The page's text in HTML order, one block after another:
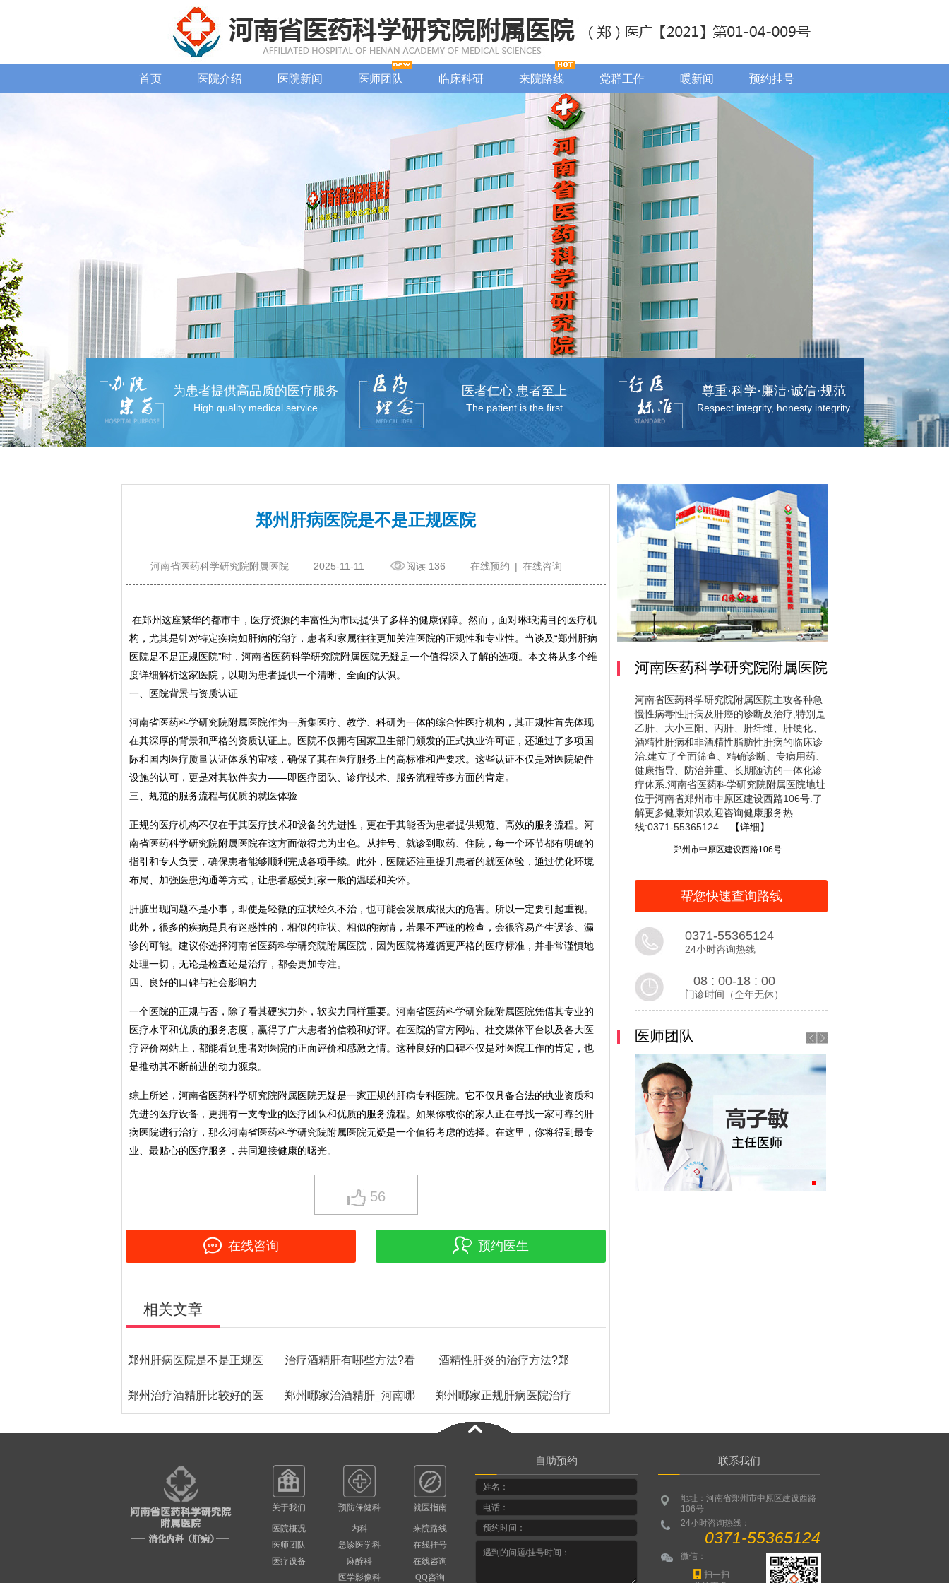
首页 医院介绍 医院新闻 医师团队 临床科研 来院路线 党群工作 暖新闻 预约挂号
为患者提供高品质的医疗服务
High quality medical service
医者仁心 患者至上
The patient is the first
尊重·科学·廉洁·诚信·规范
Respect integrity, honesty integrity
郑州肝病医院是不是正规医院
河南省医药科学研究院附属医院 2025-11-11 阅读 136 在线预约 | 在线咨询
在郑州这座繁华的都市中，医疗资源的丰富性为市民提供了多样的健康保障。然而，面对琳琅满目的医疗机
构，尤其是针对特定疾病如肝病的治疗，患者和家属往往更加关注医院的正规性和专业性。当谈及“郑州肝病
医院是不是正规医院”时，河南省医药科学研究院附属医院无疑是一个值得深入了解的选项。本文将从多个维
度详细解析这家医院，以期为患者提供一个清晰、全面的认识。
一、医院背景与资质认证
河南省医药科学研究院附属医院作为一所集医疗、教学、科研为一体的综合性医疗机构，其正规性首先体现
在其深厚的背景和严格的资质认证上。医院不仅拥有国家卫生部门颁发的正式执业许可证，还通过了多项国
际和国内医疗质量认证体系的审核，确保了其在医疗服务上的高标准和严要求。这些认证不仅是对医院硬件
设施的认可，更是对其软件实力——即医疗团队、诊疗技术、服务流程等多方面的肯定。
三、规范的服务流程与优质的就医体验
正规的医疗机构不仅在于其医疗技术和设备的先进性，更在于其能否为患者提供规范、高效的服务流程。河
南省医药科学研究院附属医院在这方面做得尤为出色。从挂号、就诊到取药、住院，每一个环节都有明确的
指引和专人负责，确保患者能够顺利完成各项手续。此外，医院还注重提升患者的就医体验，通过优化环境
布局、加强医患沟通等方式，让患者感受到家一般的温暖和关怀。
肝脏出现问题不是小事，即使是轻微的症状经久不治，也可能会发展成很大的危害。所以一定要引起重视。
此外，很多的疾病是具有迷惑性的，相似的症状、相似的病情，若果不严谨的检查，会很容易产生误诊、漏
诊的可能。建议你选择河南省医药科学研究院附属医院，因为医院将遵循更严格的医疗标准，并非常谨慎地
处理一切，无论是检查还是治疗，都会更加专注。
四、良好的口碑与社会影响力
一个医院的正规与否，除了看其硬实力外，软实力同样重要。河南省医药科学研究院附属医院凭借其专业的
医疗水平和优质的服务态度，赢得了广大患者的信赖和好评。在医院的官方网站、社交媒体平台以及各大医
疗评价网站上，都能看到患者对医院的正面评价和感激之情。这种良好的口碑不仅是对医院工作的肯定，也
是推动其不断前进的动力源泉。
综上所述，河南省医药科学研究院附属医院无疑是一家正规的肝病专科医院。它不仅具备合法的执业资质和
先进的医疗设备，更拥有一支专业的医疗团队和优质的服务流程。如果你或你的家人正在寻找一家可靠的肝
病医院进行治疗，那么河南省医药科学研究院附属医院无疑是一个值得考虑的选择。在这里，你将得到最专
业、最贴心的医疗服务，共同迎接健康的曙光。
56
在线咨询 预约医生
相关文章
郑州肝病医院是不是正规医
院
治疗酒精肝有哪些方法?看
肝病郑州哪个医院
酒精性肝炎的治疗方法?郑
州治疗肝病哪家医
郑州治疗酒精肝比较好的医
院是哪家
郑州哪家治酒精肝_河南哪
家医院看医肝病好
郑州哪家正规肝病医院治疗
酒精肝
河南医药科学研究院附属医院
河南省医药科学研究院附属医院主攻各种急
慢性病毒性肝病及肝癌的诊断及治疗,特别是
乙肝、大小三阳、丙肝、肝纤维、肝硬化、
酒精性肝病和非酒精性脂肪性肝病的临床诊
治.建立了全面筛查、精确诊断、专病用药、
健康指导、防治并重、长期随访的一体化诊
疗体系.河南省医药科学研究院附属医院地址
位于河南省郑州市中原区建设西路106号.了
解更多健康知识欢迎咨询健康服务热
线:0371-55365124....
【详细】
郑州市中原区建设西路106号
帮您快速查询路线
0371-55365124
24小时咨询热线
08 : 00-18 : 00
门诊时间（全年无休）
医师团队
关于我们
医院概况
医师团队
医疗设备
预防保健科
内科
急诊医学科
麻醉科
医学影像科
就医指南
来院路线
在线挂号
在线咨询
QQ咨询
自助预约 联系我们
地址：河南省郑州市中原区建设西路
106号
24小时咨询热线：
0371-55365124
微信：
扫一扫